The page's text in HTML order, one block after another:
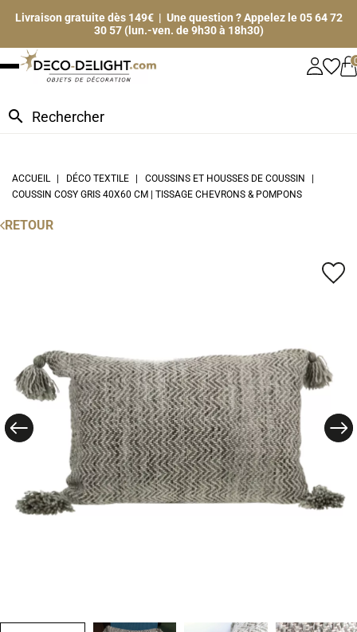
Livraison gratuite dès 149€ | Une question ? Appelez le 05 64 72
30 57 (lun.-ven. de 9h30 à 18h30)
search
ACCUEIL DÉCO TEXTILE
COUSSINS ET HOUSSES DE COUSSIN
COUSSIN COSY GRIS 40X60 CM | TISSAGE CHEVRONS & POMPONS
RETOUR
favorite_border